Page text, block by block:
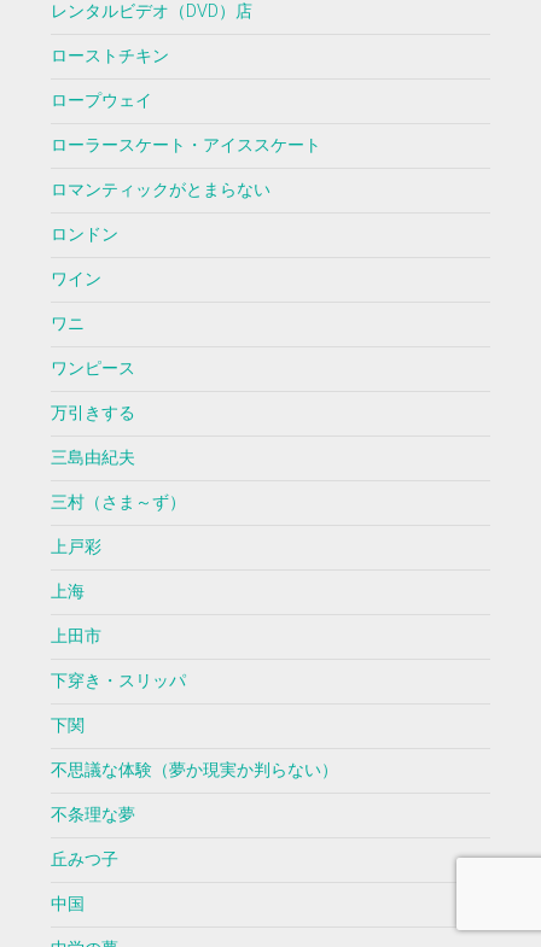
レンタルビデオ（DVD）店
ローストチキン
ロープウェイ
ローラースケート・アイススケート
ロマンティックがとまらない
ロンドン
ワイン
ワニ
ワンピース
万引きする
三島由紀夫
三村（さま～ず）
上戸彩
上海
上田市
下穿き・スリッパ
下関
不思議な体験（夢か現実か判らない）
不条理な夢
丘みつ子
中国